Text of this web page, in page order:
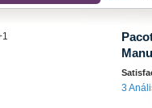
3